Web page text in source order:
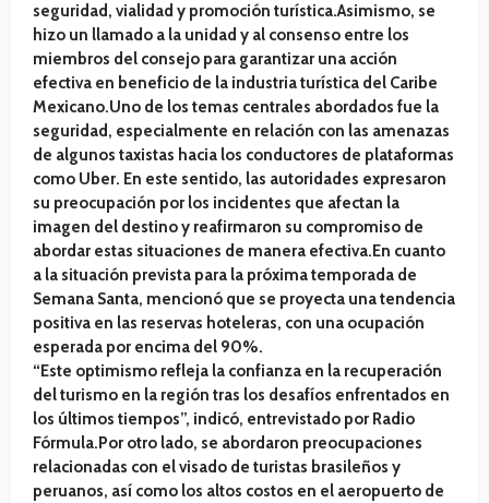
seguridad, vialidad y promoción turística.Asimismo, se
hizo un llamado a la unidad y al consenso entre los
miembros del consejo para garantizar una acción
efectiva en beneficio de la industria turística del Caribe
Mexicano.Uno de los temas centrales abordados fue la
seguridad, especialmente en relación con las amenazas
de algunos taxistas hacia los conductores de plataformas
como Uber. En este sentido, las autoridades expresaron
su preocupación por los incidentes que afectan la
imagen del destino y reafirmaron su compromiso de
abordar estas situaciones de manera efectiva.En cuanto
a la situación prevista para la próxima temporada de
Semana Santa, mencionó que se proyecta una tendencia
positiva en las reservas hoteleras, con una ocupación
esperada por encima del 90%.
“Este optimismo refleja la confianza en la recuperación
del turismo en la región tras los desafíos enfrentados en
los últimos tiempos”, indicó, entrevistado por Radio
Fórmula.Por otro lado, se abordaron preocupaciones
relacionadas con el visado de turistas brasileños y
peruanos, así como los altos costos en el aeropuerto de